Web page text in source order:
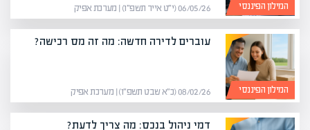
המילון הפיננסי 06/05/26 (י״ט אייר תשפ״ו) | מערכת אפיק
המילון הפיננסי
עוברים לדירה חדשה: מה זה מס רכישה?
08/02/26 (כ״א שבט תשפ״ו) | מערכת אפיק
דמי ניהול בנכס: מה צריך לדעת?